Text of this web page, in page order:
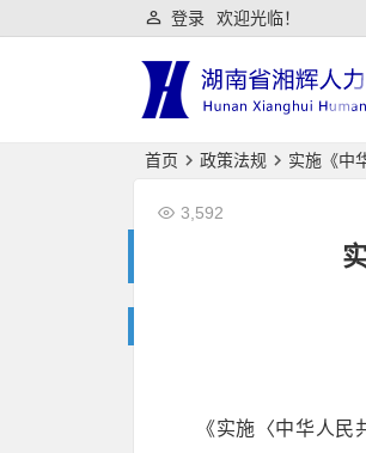
欢迎光临！
登录
首页 政策法规 实施《中
3,592
《实施〈中华人